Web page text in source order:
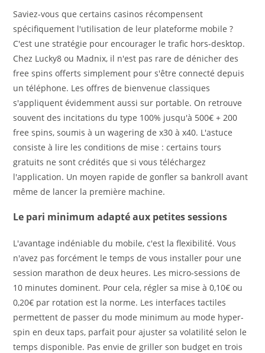
Saviez-vous que certains casinos récompensent
spécifiquement l'utilisation de leur plateforme mobile ?
C'est une stratégie pour encourager le trafic hors-desktop.
Chez Lucky8 ou Madnix, il n'est pas rare de dénicher des
free spins offerts simplement pour s'être connecté depuis
un téléphone. Les offres de bienvenue classiques
s'appliquent évidemment aussi sur portable. On retrouve
souvent des incitations du type 100% jusqu'à 500€ + 200
free spins, soumis à un wagering de x30 à x40. L'astuce
consiste à lire les conditions de mise : certains tours
gratuits ne sont crédités que si vous téléchargez
l'application. Un moyen rapide de gonfler sa bankroll avant
même de lancer la première machine.
Le pari minimum adapté aux petites sessions
L'avantage indéniable du mobile, c'est la flexibilité. Vous
n'avez pas forcément le temps de vous installer pour une
session marathon de deux heures. Les micro-sessions de
10 minutes dominent. Pour cela, régler sa mise à 0,10€ ou
0,20€ par rotation est la norme. Les interfaces tactiles
permettent de passer du mode minimum au mode hyper-
spin en deux taps, parfait pour ajuster sa volatilité selon le
temps disponible. Pas envie de griller son budget en trois